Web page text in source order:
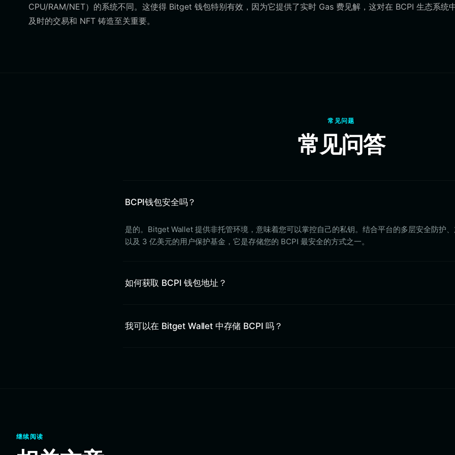
CPU/RAM/NET）的系统不同。这使得 Bitget 钱包特别有效，因为它提供了实时 Gas 费见解，这对在 BCPI 生态系统
及时的交易和 NFT 铸造至关重要。
常见问题
常见问答
BCPI钱包安全吗？
是的。Bitget Wallet 提供非托管环境，意味着您可以掌控自己的私钥。结合平台的多层安全防护
以及 3 亿美元的用户保护基金，它是存储您的 BCPI 最安全的方式之一。
如何获取 BCPI 钱包地址？
我可以在 Bitget Wallet 中存储 BCPI 吗？
继续阅读